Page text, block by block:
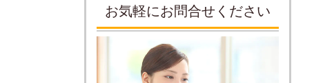
お気軽にお問合せください